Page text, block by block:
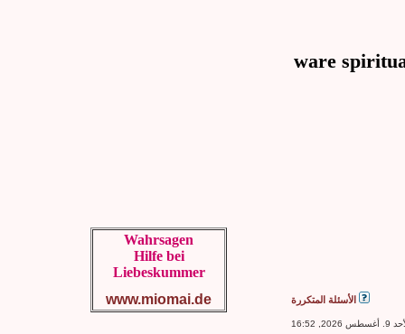
الأسئلة المتكررة
16:52
Wahrsagen
Hilfe bei
Liebeskummer
www.miomai.de